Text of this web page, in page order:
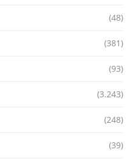
(48)
(381)
(93)
(3.243)
(248)
(39)